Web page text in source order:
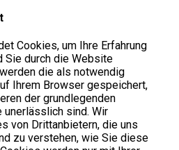
Cookies, um Ihre Erfahrung
Sie durch die Website
die als notwendig
Ihrem Browser gespeichert,
der grundlegenden
unerlässlich sind. Wir
von Drittanbietern, die uns
zu verstehen, wie Sie diese